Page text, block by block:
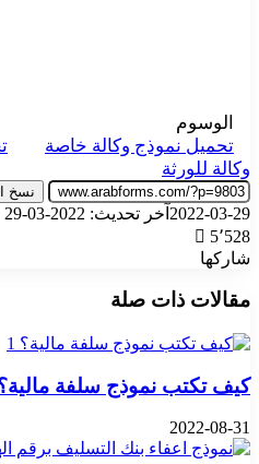
الوسوم
تحميل نموذج وكالة خاصة
وكالة للورثة
نسخ
2022-03-29 آخر تحديث: 2022-03-29
5٬528
شاركها
مقالات ذات صلة
كيف تكتب نموذج سلفة
2022-08-31